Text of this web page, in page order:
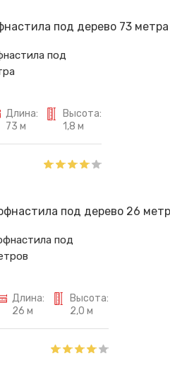
под
Длина:
73 м
Высота:
1,8 м
под
Длина:
26 м
Высота:
2,0 м